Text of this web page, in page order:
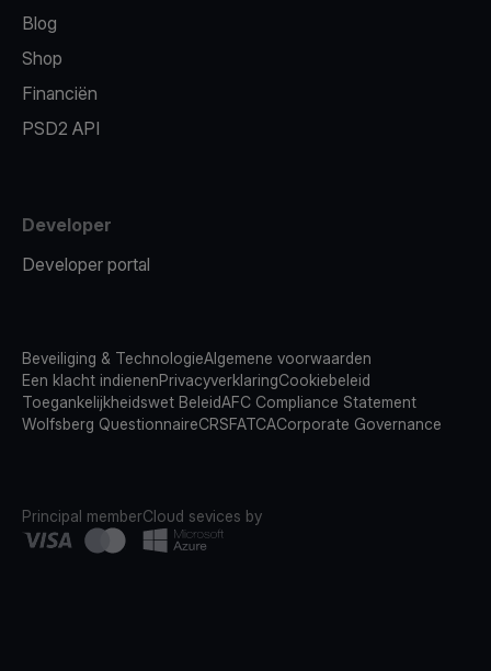
Blog
Shop
Financiën
PSD2 API
Developer
Developer portal
Beveiliging & TechnologieAlgemene voorwaarden
Een klacht indienenPrivacyverklaringCookiebeleid
Toegankelijkheidswet BeleidAFC Compliance Statement
Wolfsberg QuestionnaireCRSFATCACorporate Governance
Principal memberCloud sevices by